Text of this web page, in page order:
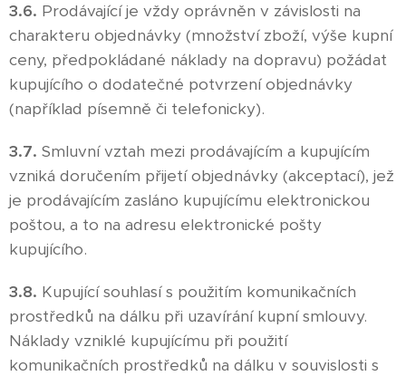
3.6. Prodávající je vždy oprávněn v závislosti na
charakteru objednávky (množství zboží, výše kupní
ceny, předpokládané náklady na dopravu) požádat
kupujícího o dodatečné potvrzení objednávky
(například písemně či telefonicky).
3.7. Smluvní vztah mezi prodávajícím a kupujícím
vzniká doručením přijetí objednávky (akceptací), jež
je prodávajícím zasláno kupujícímu elektronickou
poštou, a to na adresu elektronické pošty
kupujícího.
3.8. Kupující souhlasí s použitím komunikačních
prostředků na dálku při uzavírání kupní smlouvy.
Náklady vzniklé kupujícímu při použití
komunikačních prostředků na dálku v souvislosti s